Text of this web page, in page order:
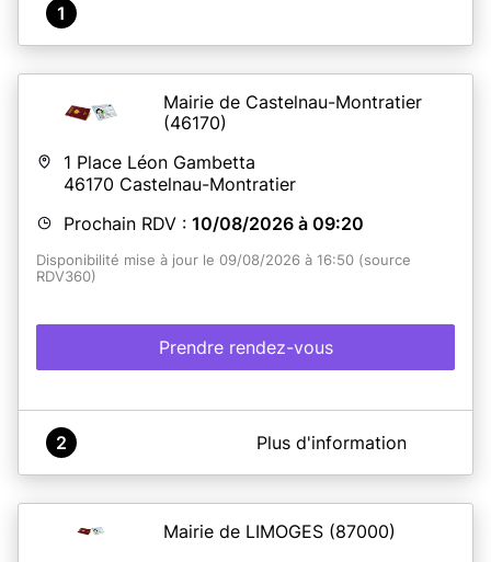
1
Mairie de Castelnau-Montratier
(46170)
1 Place Léon Gambetta
46170 Castelnau-Montratier
Prochain RDV : 10/08/2026 à 09:20
Disponibilité mise à jour le 09/08/2026 à 16:50 (source
RDV360)
Prendre rendez-vous
A propos de Mairie de Castelnau-Montratier
POUR LA CARTE D'IDENTITE ou LE PASSEPORT
2 Plus d'information
Mairie de LIMOGES (87000)